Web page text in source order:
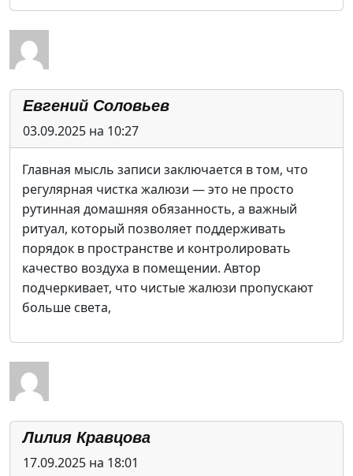
Евгений Соловьев
03.09.2025 на 10:27
Главная мысль записи заключается в том, что
регулярная чистка жалюзи — это не просто
рутинная домашняя обязанность, а важный
ритуал, который позволяет поддерживать
порядок в пространстве и контролировать
качество воздуха в помещении. Автор
подчеркивает, что чистые жалюзи пропускают
больше света,
Лилия Кравцова
17.09.2025 на 18:01